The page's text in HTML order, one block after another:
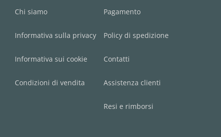
Chi siamo
Informativa sulla privacy
Informativa sui cookie
Condizioni di vendita
Pagamento
Policy di spedizione
Contatti
Assistenza clienti
Resi e rimborsi